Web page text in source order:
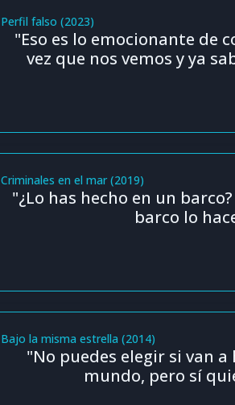
Perfil falso (2023)
"Eso es lo emocionante de
vez que nos vemos y ya
Criminales en el mar (2019)
"¿Lo has hecho en un
barco lo
Bajo la misma estrella (2014)
"No puedes elegir si van
mundo, pero sí